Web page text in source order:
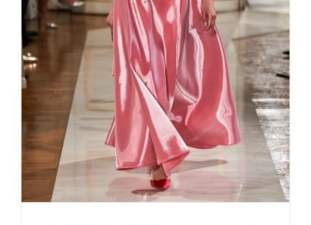
ARMANI PRIVÉ couture fall 2021